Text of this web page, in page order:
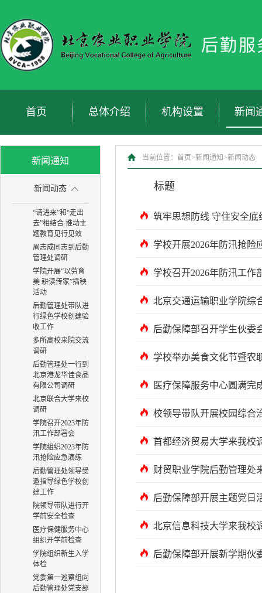
首页 总体介绍 机构设置 新闻
新闻通知
新闻动态
“请进来”和“走出
去”相结合 推动主
题教育见行见效
周志成同志到后勤
管理处调研
学院开展“以劳育
美 耕读传家”插秧
活动
后勤管理处带队进
行绿色学校创建验
收工作
多所高校来院交流
调研
后勤管理处一行到
北京港龙华佳食品
有限公司调研
北京联合大学来校
调研
学院召开2023年防
汛工作部署会
学院组织2023年防
汛抢险应急演练
后勤管理处领导受
邀指导绿色学校创
建工作
院领导带队进行开
学前安全检查
医疗保健服务中心
组织开学前检查
学院组织新生入学
体检
党委第一巡察组向
后勤管理处党支部
当前位置： 首页>新闻通知>新闻动态
标题
学校开展2026年防汛抢险
学校召开2026年防汛工作
北京交通运输职业学院综
后勤保障部召开学生伙委
学校举办美食文化节暨农
医疗保障服务中心圆满完
校领导带队开展校园综合
首都经济贸易大学来我校
财贸职业学院后勤管理处
后勤保障部开展主题党日
北京信息科技大学来我校
后勤保障部开展新学期伙